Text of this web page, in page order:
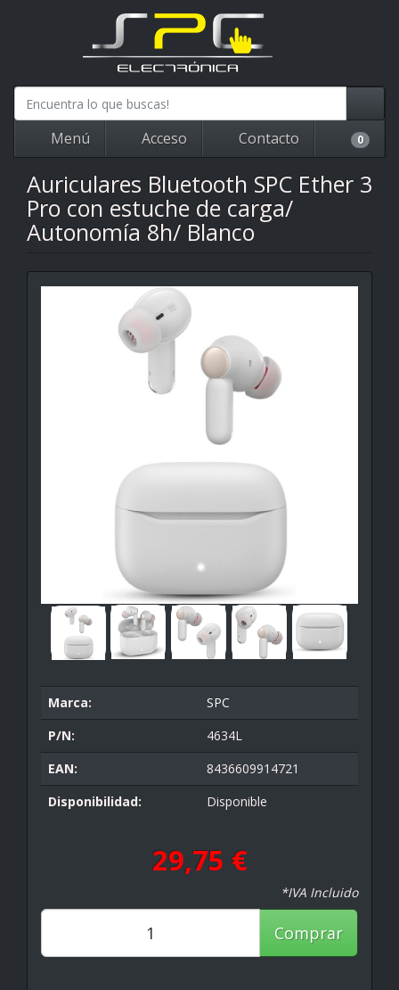
Menú Acceso Contacto 0
Auriculares Bluetooth SPC Ether 3
Pro con estuche de carga/
Autonomía 8h/ Blanco
Marca:
SPC
P/N:
4634L
EAN:
8436609914721
Disponibilidad:
Disponible
29,75 €
*IVA Incluido
Comprar